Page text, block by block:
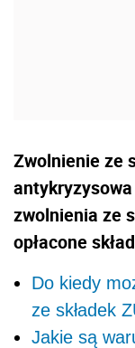
Zwolnienie ze
zwolnienia ze
opłacone
Do kiedy
ze składek
Jakie są